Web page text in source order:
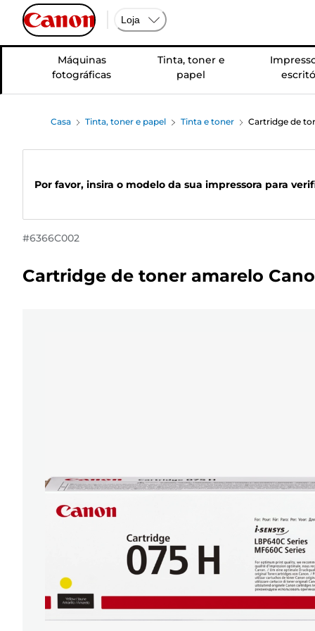
Loja
Máquinas
fotográficas
Tinta, toner e
papel
Casa Tinta, toner e papel Tinta e toner Cartridge de
Por favor, insira o modelo da sua impressora para
#6366C002
Cartridge de toner amarelo